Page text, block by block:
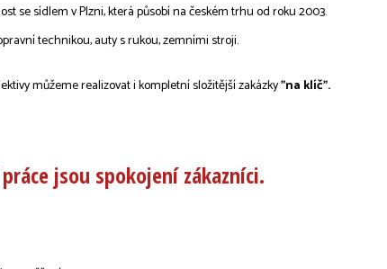
se sídlem v Plzni, která působí na českém trhu od roku 2003.
technikou, auty s rukou, zemními stroji.
můžeme realizovat i kompletní složitější zakázky"na klíč".
jsou spokojení zákazníci.